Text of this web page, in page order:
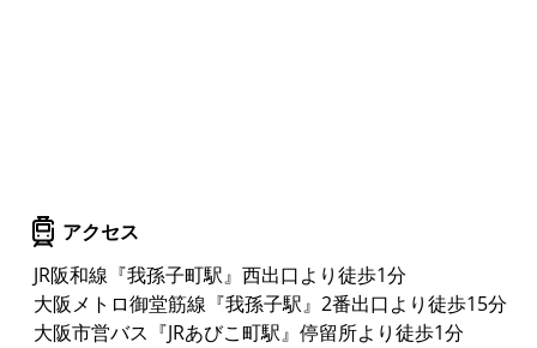
アクセス
JR阪和線『我孫子町駅』西出口より徒歩1分
大阪メトロ御堂筋線『我孫子駅』2番出口より徒歩15分
大阪市営バス『JRあびこ町駅』停留所より徒歩1分